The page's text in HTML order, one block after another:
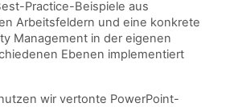
Practice-Beispiele aus
Arbeitsfeldern und eine konkrete
Management in der eigenen
Ebenen implementiert
wir vertonte PowerPoint-